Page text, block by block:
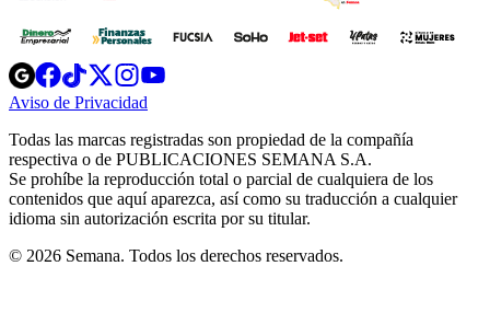
Opens
in
new
Opens
in
new
Opens
in
new
window
Opens
new
windowwindow
Aviso de Privacidad
new
window
Todas las marcas registradas son propiedad de la compañía
respectiva o de PUBLICACIONES SEMANA S.A.
Se prohíbe la reproducción total o parcial de cualquiera de los
contenidos que aquí aparezca, así como su traducción a cualquier
idioma sin autorización escrita por su titular.
© 2026 Semana. Todos los derechos reservados.